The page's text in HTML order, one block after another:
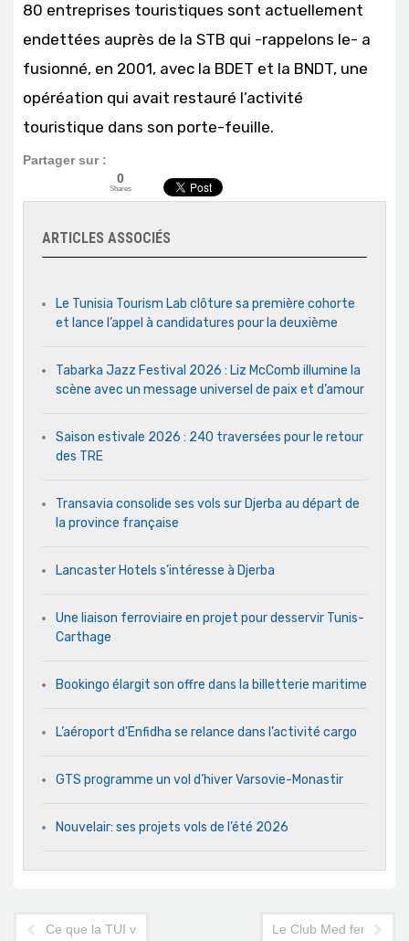
80 entreprises touristiques sont actuellement
endettées auprès de la STB qui -rappelons le- a
fusionné, en 2001, avec la BDET et la BNDT, une
opéréation qui avait restauré l’activité
touristique dans son porte-feuille.
Partager sur :
0
Shares
ARTICLES ASSOCIÉS
Le Tunisia Tourism Lab clôture sa première cohorte
et lance l’appel à candidatures pour la deuxième
Tabarka Jazz Festival 2026 : Liz McComb illumine la
scène avec un message universel de paix et d’amour
Saison estivale 2026 : 240 traversées pour le retour
des TRE
Transavia consolide ses vols sur Djerba au départ de
la province française
Lancaster Hotels s’intéresse à Djerba
Une liaison ferroviaire en projet pour desservir Tunis-
Carthage
Bookingo élargit son offre dans la billetterie maritime
L’aéroport d’Enfidha se relance dans l’activité cargo
GTS programme un vol d’hiver Varsovie-Monastir
Nouvelair: ses projets vols de l’été 2026
Ce que la TUI va décider pour la TunisieLe Club Med ferme